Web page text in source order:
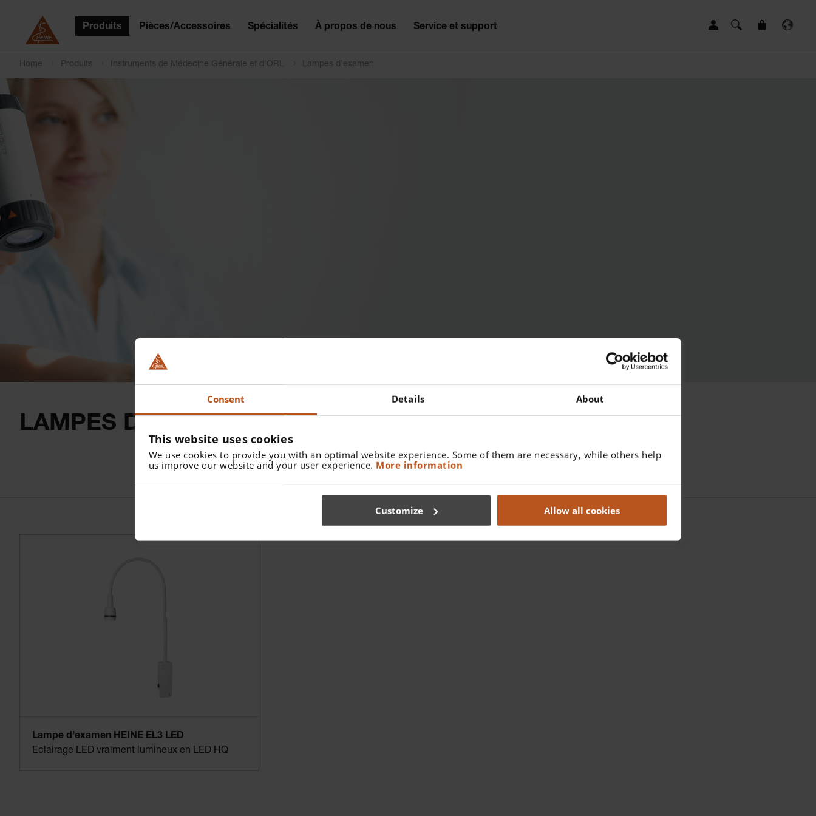
Consent Details About
This website uses cookies
We use cookies to provide you with an optimal website experience. Some of them are necessary, while others help
us improve our website and your user experience. More information
Customize Allow all cookies
Produits Pièces/Accessoires Spécialités À propos de nous Service et support
Home Produits Instruments de Médecine Générale et d'ORL Lampes d’examen
LAMPES D’EXAMEN
Lampe d’examen HEINE EL3 LED
Eclairage LED vraiment lumineux en LED HQ